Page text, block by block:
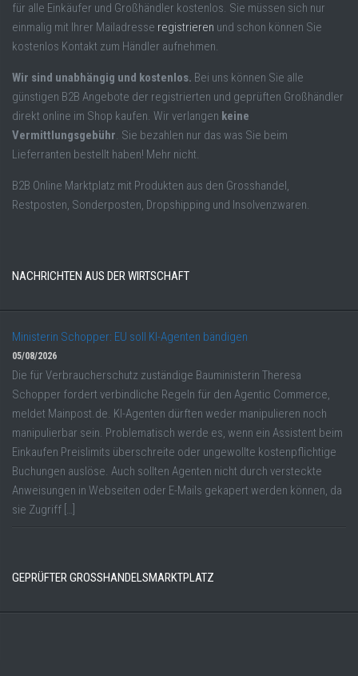
für alle Einkäufer und Großhändler kostenlos. Sie müssen sich nur
einmalig mit Ihrer Mailadresse registrieren und schon können Sie
kostenlos Kontakt zum Händler aufnehmen.
Wir sind unabhängig und kostenlos. Bei uns können Sie alle
günstigen B2B Angebote der registrierten und geprüften Großhändler
direkt online im Shop kaufen. Wir verlangen keine
Vermittlungsgebühr. Sie bezahlen nur das was Sie beim
Lieferranten bestellt haben! Mehr nicht.
B2B Online Marktplatz mit Produkten aus den Grosshandel,
Restposten, Sonderposten, Dropshipping und Insolvenzwaren.
NACHRICHTEN AUS DER WIRTSCHAFT
Ministerin Schopper: EU soll KI-Agenten bändigen
05/08/2026
Die für Verbraucherschutz zuständige Bauministerin Theresa
Schopper fordert verbindliche Regeln für den Agentic Commerce,
meldet Mainpost.de. KI-Agenten dürften weder manipulieren noch
manipulierbar sein. Problematisch werde es, wenn ein Assistent beim
Einkaufen Preislimits überschreite oder ungewollte kostenpflichtige
Buchungen auslöse. Auch sollten Agenten nicht durch versteckte
Anweisungen in Webseiten oder E-Mails gekapert werden können, da
sie Zugriff […]
GEPRÜFTER GROSSHANDELSMARKTPLATZ